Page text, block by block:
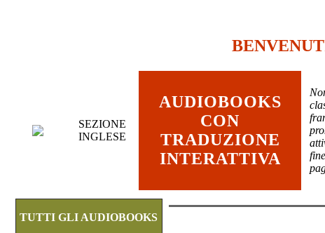
SEZIONE
INGLESE
AUDIOBOOKS
CON
TRADUZIONE
INTERATTIVA
TUTTI GLI AUDIOBOOKS